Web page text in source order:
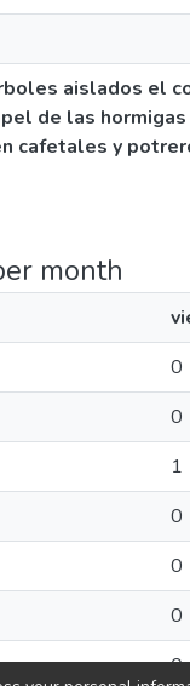
aislados el
de las hormigas
cafetales y
month
0
0
1
0
0
0
0